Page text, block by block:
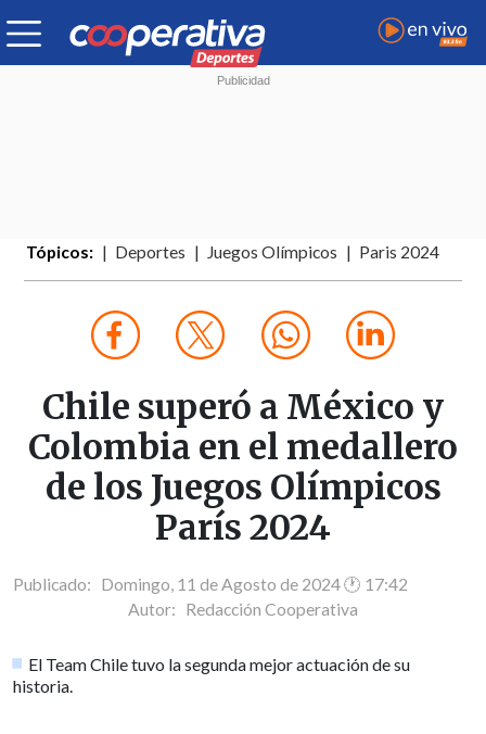
Tópicos: Deportes Juegos Olímpicos Paris 2024
Chile superó a México y
Colombia en el medallero
de los Juegos Olímpicos
París 2024
Publicado: Domingo, 11 de Agosto de 2024 🕐 17:42
Autor: Redacción Cooperativa
El Team Chile tuvo la segunda mejor actuación de su
historia.